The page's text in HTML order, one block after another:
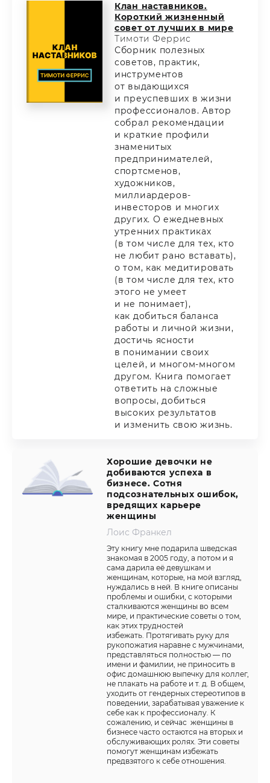
Клан наставников.
Короткий жизненный
совет от лучших в мире
Тимоти Феррис
Сборник полезных
советов, практик,
инструментов
от выдающихся
и преуспевших в жизни
профессионалов. Автор
собрал рекомендации
и краткие профили
знаменитых
предпринимателей,
спортсменов,
художников,
миллиардеров-
инвесторов и многих
других. О ежедневных
утренних практиках
(в том числе для тех, кто
не любит рано вставать),
о том, как медитировать
(в том числе для тех, кто
этого не умеет
и не понимает),
как добиться баланса
работы и личной жизни,
достичь ясности
в понимании своих
целей, и многом-многом
другом. Книга помогает
ответить на сложные
вопросы, добиться
высоких результатов
и изменить свою жизнь.
Хорошие девочки не
добиваются успеха в
бизнесе. Сотня
подсознательных ошибок,
вредящих карьере
женщины
Лоис Франкел
Эту книгу мне подарила шведская
знакомая в 2005 году, а потом и я
сама дарила её девушкам и
женщинам, которые, на мой взгляд,
нуждались в ней. В книге описаны
проблемы и ошибки, с которыми
сталкиваются женщины во всем
мире, и практические советы о том,
как этих трудностей
избежать. Протягивать руку для
рукопожатия наравне с мужчинами,
представляться полностью — по
имени и фамилии, не приносить в
офис домашнюю выпечку для коллег,
не плакать на работе и т. д. В общем,
уходить от гендерных стереотипов в
поведении, зарабатывая уважение к
себе как к профессионалу. К
сожалению, и сейчас женщины в
бизнесе часто остаются на вторых и
обслуживающих ролях. Эти советы
помогут женщинам избежать
предвзятого к себе отношения.